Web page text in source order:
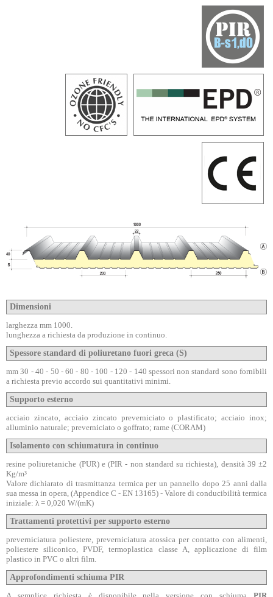
Dimensioni
larghezza mm 1000.
lunghezza a richiesta da produzione in continuo.
Spessore standard di poliuretano fuori greca (S)
mm 30 - 40 - 50 - 60 - 80 - 100 - 120 - 140 spessori non standard sono fornibili
a richiesta previo accordo sui quantitativi minimi.
Supporto esterno
acciaio zincato, acciaio zincato preverniciato o plastificato; acciaio inox;
alluminio naturale; preverniciato o goffrato; rame (CORAM)
Isolamento con schiumatura in continuo
resine poliuretaniche (PUR) e (PIR - non standard su richiesta), densità 39 ±2
Kg/m³
Valore dichiarato di trasmittanza termica per un pannello dopo 25 anni dalla
sua messa in opera, (Appendice C - EN 13165) - Valore di conducibilità termica
iniziale: λ = 0,020 W/(mK)
Trattamenti protettivi per supporto esterno
preverniciatura poliestere, preverniciatura atossica per contatto con alimenti,
poliestere siliconico, PVDF, termoplastica classe A, applicazione di film
plastico in PVC o altri film.
Approfondimenti schiuma PIR